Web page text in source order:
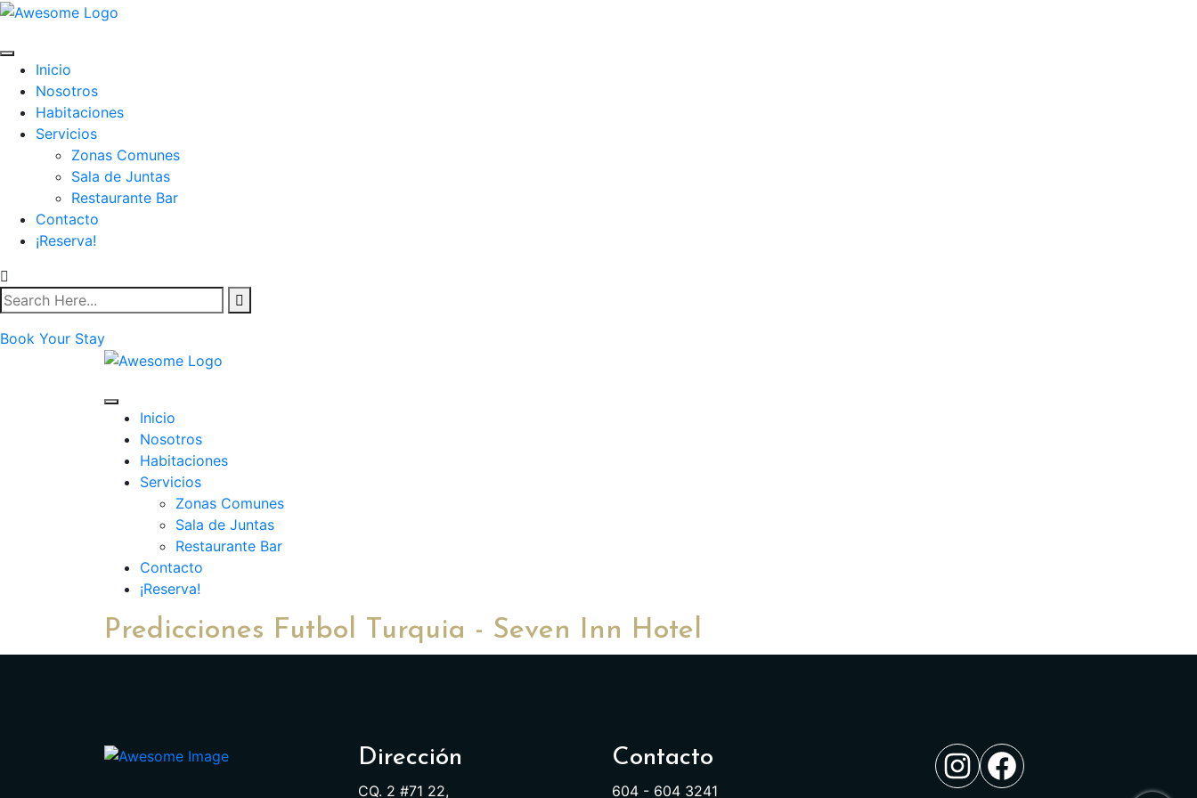
Inicio
Nosotros
Habitaciones
Servicios
Zonas Comunes
Sala de Juntas
Restaurante Bar
Contacto
¡Reserva!
Book Your Stay
Inicio
Nosotros
Habitaciones
Servicios
Zonas Comunes
Sala de Juntas
Restaurante Bar
Contacto
¡Reserva!
Predicciones Futbol Turquia - Seven Inn Hotel
Dirección
CQ. 2 #71 22,
Contacto
604 - 604 3241 Instagram
Facebook